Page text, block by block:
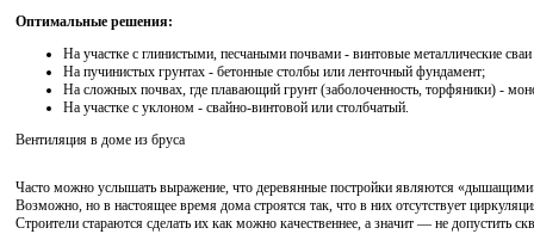
Оптимальные решения:
На участке с глинистыми, песчаными почвами - винтовые металлические
На пучинистых грунтах - бетонные столбы или ленточный фундамент;
На сложных почвах, где плавающий грунт (заболоченность, торфяники) -
На участке с уклоном - свайно-винтовой или столбчатый.
Вентиляция в доме из бруса
Часто можно услышать выражение, что деревянные постройки являются
Возможно, но в настоящее время дома строятся так, что в них отсутствует
Строители стараются сделать их как можно качественнее, а значит — не допустить